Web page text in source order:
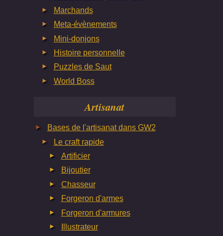
Marchands
Meta-évènements
Mini-donjons
Histoire personnelle
Puzzles de Saut
World Boss
Artisanat
Bases de l'artisanat dans GW2
Le craft rapide
Artificier
Bijoutier
Chasseur
Forgeron d'armes
Forgeron d'armures
Illustrateur